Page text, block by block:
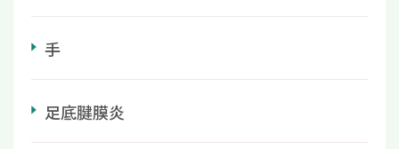
手
足底腱膜炎